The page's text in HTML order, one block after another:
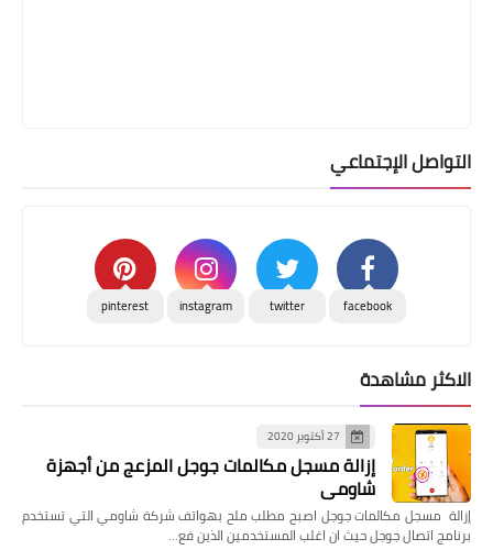
التواصل الإجتماعي
facebook
twitter
instagram
pinterest
الاكثر مشاهدة
27 أكتوبر 2020
إزالة مسجل مكالمات جوجل المزعج من أجهزة
شاومي
إزالة مسجل مكالمات جوجل اصبح مطلب ملح بهواتف شركة شاومي التي تستخدم
برنامج اتصال جوجل حيث ان اغلب المستخدمين الذين فع…